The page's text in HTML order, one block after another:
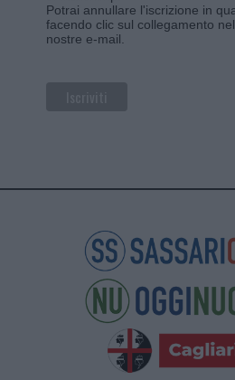
Potrai annullare l'iscrizione in
facendo clic sul collegamento
nostre e-mail.